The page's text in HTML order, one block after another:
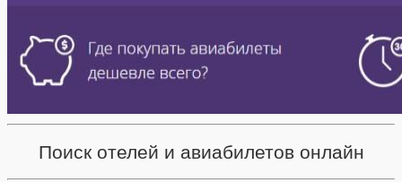
Поиск отелей и авиабилетов онлайн